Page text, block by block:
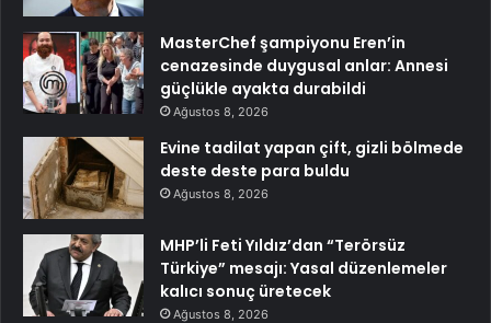
MasterChef şampiyonu Eren’in
cenazesinde duygusal anlar: Annesi
güçlükle ayakta durabildi
Ağustos 8, 2026
Evine tadilat yapan çift, gizli bölmede
deste deste para buldu
Ağustos 8, 2026
MHP’li Feti Yıldız’dan “Terörsüz
Türkiye” mesajı: Yasal düzenlemeler
kalıcı sonuç üretecek
Ağustos 8, 2026